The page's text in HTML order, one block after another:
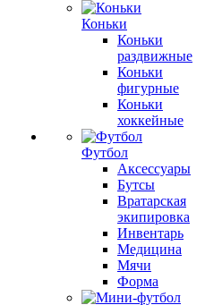
Коньки
Коньки
раздвижные
Коньки
фигурные
Коньки
хоккейные
Футбол
Аксессуары
Бутсы
Вратарская
экипировка
Инвентарь
Медицина
Мячи
Форма